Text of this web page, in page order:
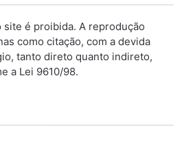
site é proibida. A reprodução
como citação, com a devida
tanto direto quanto indireto,
a Lei 9610/98.